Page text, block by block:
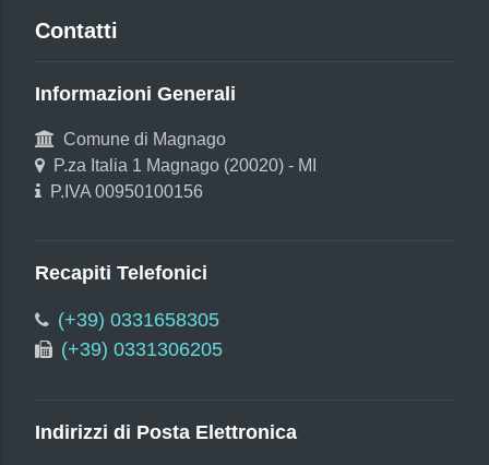
Contatti
Informazioni Generali
Comune di Magnago
P.za Italia 1 Magnago (20020) - MI
P.IVA 00950100156
Recapiti Telefonici
(+39) 0331658305
(+39) 0331306205
Indirizzi di Posta Elettronica